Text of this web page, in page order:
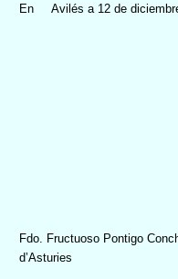
En Avilés a 12 de
Fdo. Fructuoso Pontigo
d’Asturies